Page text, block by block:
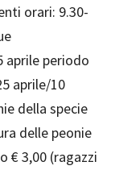
orari: 9.30-
aprile periodo
aprile/10
della specie
delle peonie
€ 3,00 (ragazzi